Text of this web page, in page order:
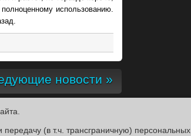
использованию.
новости »
передачу (в т.ч. трансграничную) персональных